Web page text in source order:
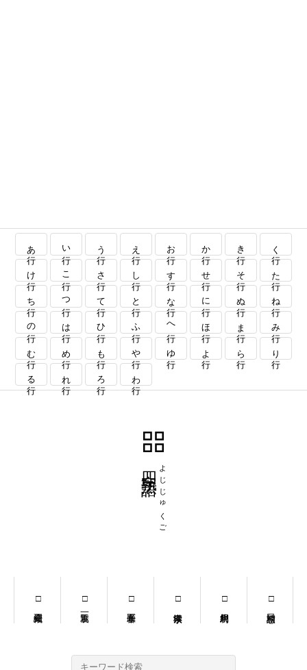
あ行 い行 う行 え行 お行 か行 き行 く行
け行 こ行 さ行 し行 す行 せ行 そ行 た行
ち行 つ行 て行 と行 な行 に行 ぬ行 ね行
の行 は行 ひ行 ふ行 へ行 ほ行 ま行 み行
む行 め行 も行 や行 ゆ行 よ行 ら行 り行
る行 れ行 ろ行 わ行
よじじゅくご